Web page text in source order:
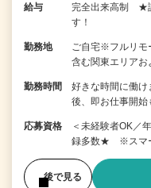
給与
完全出来高制 ★
す！
勤務地
ご自宅※フルリモ
含む関東エリア
勤務時間
好きな時間に働
後、即お仕事開
応募資格
＜未経験者OK／
録多数★ ※スマー
後で見る